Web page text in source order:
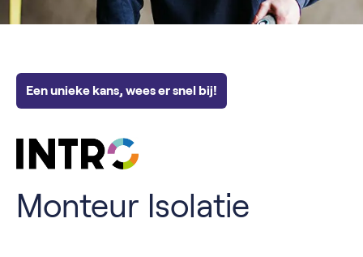
Een unieke kans, wees er snel bij!
Monteur Isolatie